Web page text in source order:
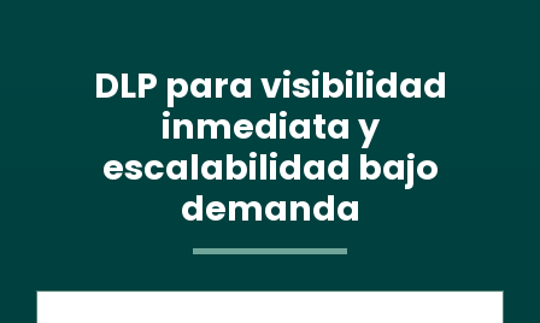
DLP para visibilidad
inmediata y
escalabilidad bajo
demanda